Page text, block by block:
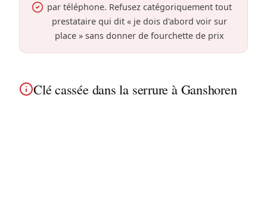
par téléphone. Refusez catégoriquement tout
prestataire qui dit « je dois d'abord voir sur
place » sans donner de fourchette de prix
Clé cassée dans la serrure à Ganshoren